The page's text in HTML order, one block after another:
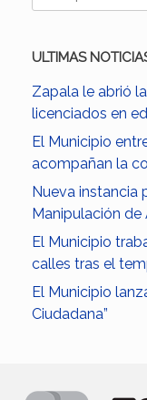
ULTIMAS
Zapala le abrió
licenciados en
El Municipio
acompañan la
Nueva instancia
Manipulación de
El Municipio
calles tras el
El Municipio
Ciudadana”